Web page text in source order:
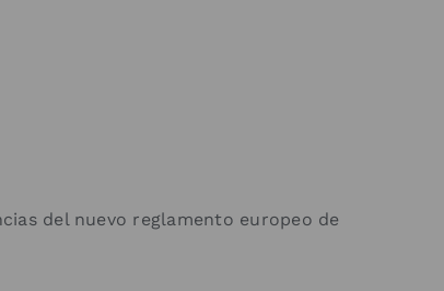
del nuevo reglamento europeo de